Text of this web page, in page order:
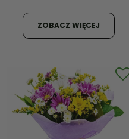
ZOBACZ WIĘCEJ